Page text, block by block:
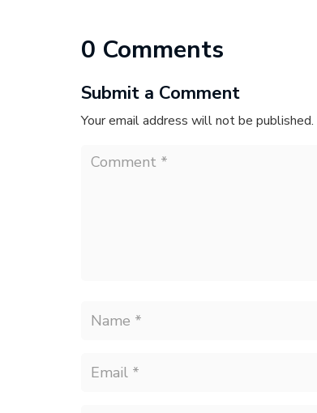
0 Comments
Submit a Comment
Your email address will not be published.